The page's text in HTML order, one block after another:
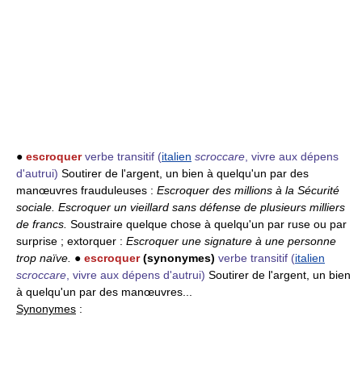
● escroquer verbe transitif (italien scroccare , vivre aux dépens
d'autrui) Soutirer de l'argent, un bien à quelqu'un par des
manœuvres frauduleuses : Escroquer des millions à la Sécurité
sociale. Escroquer un vieillard sans défense de plusieurs milliers
de francs. Soustraire quelque chose à quelqu'un par ruse ou par
surprise ; extorquer : Escroquer une signature à une personne
trop naïve. ● escroquer(synonymes) verbe transitif (italien
scroccare , vivre aux dépens d'autrui) Soutirer de l'argent, un bien
à quelqu'un par des manœuvres...
Synonymes :